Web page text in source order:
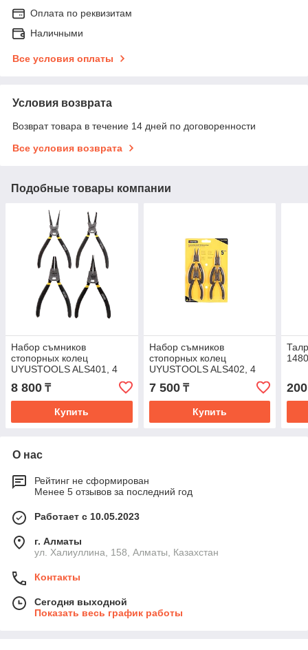
Оплата по реквизитам
Наличными
Все условия оплаты
Условия возврата
Возврат товара в течение 14 дней по договоренности
Все условия возврата
Подобные товары компании
Набор съмников
стопорных колец
UYUSTOOLS ALS401, 4
8 800 ₸
Купить
Набор съмников
стопорных колец
UYUSTOOLS ALS402, 4
7 500₸
Купить
200
О нас
Рейтинг не сформирован
Менее 5 отзывов за последний год
Работает с 10.05.2023
г. Алматы
ул. Халиуллина, 158, Алматы, Казахстан
Контакты
Сегодня выходной
Показать весь график работы